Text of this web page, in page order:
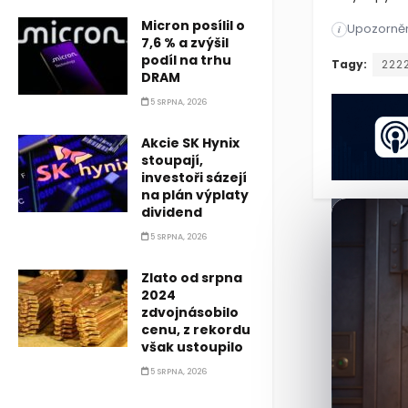
Ceny ropy
i
Ceny ropy
Tagy:
Micron posílil o
7,6 % a zvýšil
podíl na trhu
DRAM
5 SRPNA, 2026
Akcie SK Hynix
stoupají,
investoři sázejí
na plán výplaty
dividend
5 SRPNA, 2026
Zlato od srpna
2024
zdvojnásobilo
cenu, z rekordu
však ustoupilo
5 SRPNA, 2026